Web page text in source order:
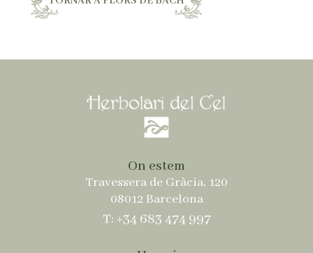
On estem
Travessera de Gràcia, 120
08012 Barcelona
T: +34 683 474 997